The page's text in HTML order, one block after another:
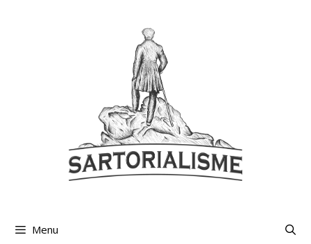
Menu